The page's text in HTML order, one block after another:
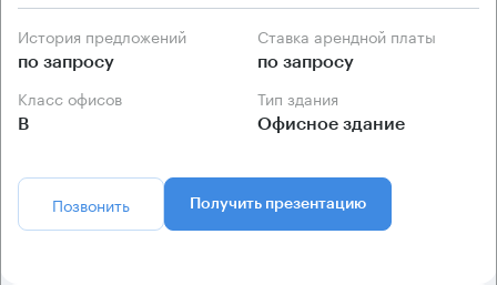
История предложений
по запросу
Ставка арендной платы
по запросу
Класс офисов
B
Тип здания
Офисное здание
Позвонить Получить презентацию